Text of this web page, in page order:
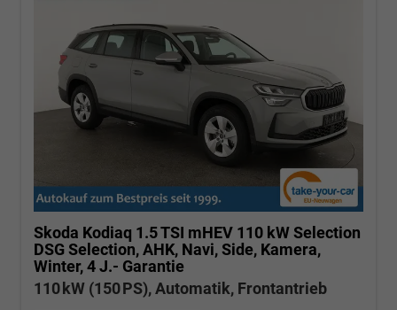
Skoda Kodiaq 1.5 TSI mHEV 110 kW Selection
DSG Selection, AHK, Navi, Side, Kamera,
Winter, 4 J.- Garantie
110 kW (150 PS), Automatik, Frontantrieb